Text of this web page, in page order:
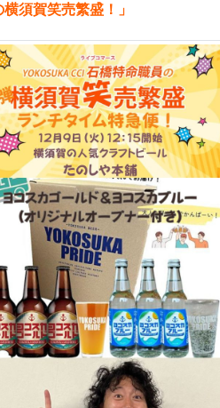
須賀笑売繁盛！」